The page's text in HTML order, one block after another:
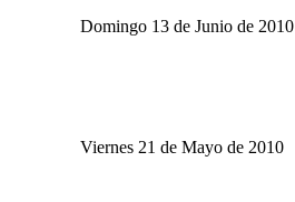
Domingo 13 de Junio de 2010
Viernes 21 de Mayo de 2010